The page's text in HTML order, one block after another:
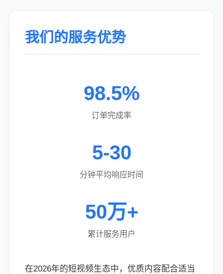
我们的服务优势
98.5%
订单完成率
5-30
分钟平均响应时间
50万+
累计服务用户
在2026年的短视频生态中，优质内容配合适当